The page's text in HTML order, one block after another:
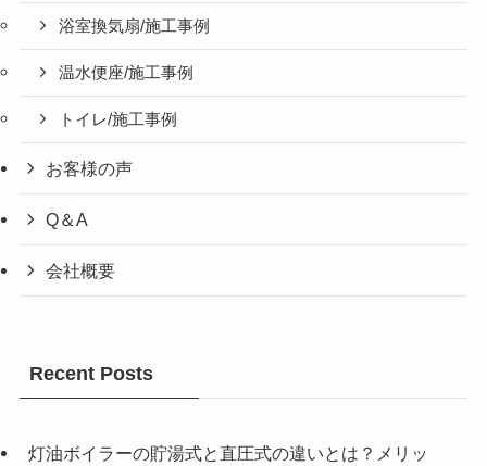
浴室換気扇/施工事例
温水便座/施工事例
トイレ/施工事例
お客様の声
Q＆A
会社概要
Recent Posts
灯油ボイラーの貯湯式と直圧式の違いとは？メリッ